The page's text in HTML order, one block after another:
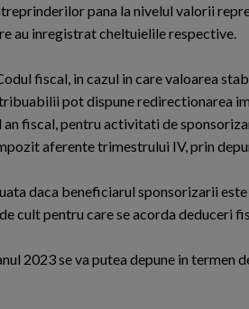
pana la nivelul valorii
au inregistrat cheltuielile respective.
fiscal, in cazul in care valoarea
pot dispune redirectionarea
fiscal, pentru activitati de
aferente trimestrului IV, prin
daca beneficiarul sponsorizarii
cult pentru care se acorda deduceri
2023 se va putea depune in